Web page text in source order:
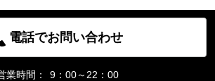
電話でお問い合わせ
業時間：
9：00～22：00